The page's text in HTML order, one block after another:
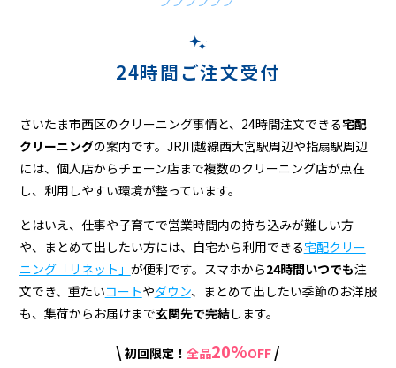
配
ク
リ
ー
ニ
ン
グ
24時間ご注文受付
さいたま市西区のクリーニング事情と、24時間注文できる宅配
クリーニングの案内です。JR川越線西大宮駅周辺や指扇駅周辺
には、個人店からチェーン店まで複数のクリーニング店が点在
し、利用しやすい環境が整っています。
とはいえ、仕事や子育てで営業時間内の持ち込みが難しい方
や、まとめて出したい方には、自宅から利用できる宅配クリー
ニング「リネット」 が便利です。スマホから24時間いつでも注
文でき、重たいコートやダウン、まとめて出したい季節のお洋服
も、集荷からお届けまで玄関先で完結します。
\ 初回限定！ 全品20%OFF /